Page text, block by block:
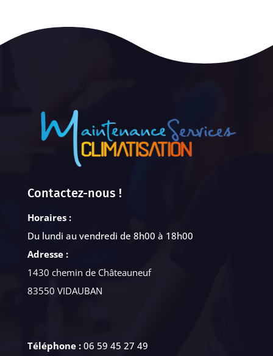
Contactez-nous !
Horaires :
Du lundi au vendredi de 8h00 à 18h00
Adresse :
1430 chemin de Châteauneuf
83550 VIDAUBAN
Téléphone : 06 59 45 27 49